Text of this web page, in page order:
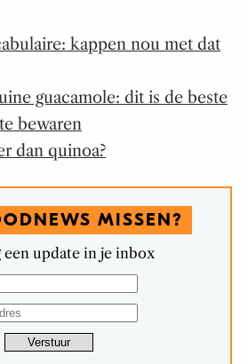
kappen nou met dat
guacamole: dit is de beste
bewaren
dan quinoa?
MISSEN?
een update in je inbox